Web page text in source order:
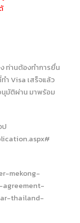
ท่านต้องทำการยื่น
ำ Visa เสร็จแล้ว
มัติผ่าน มาพร้อม
ป
mekong-
thailand-